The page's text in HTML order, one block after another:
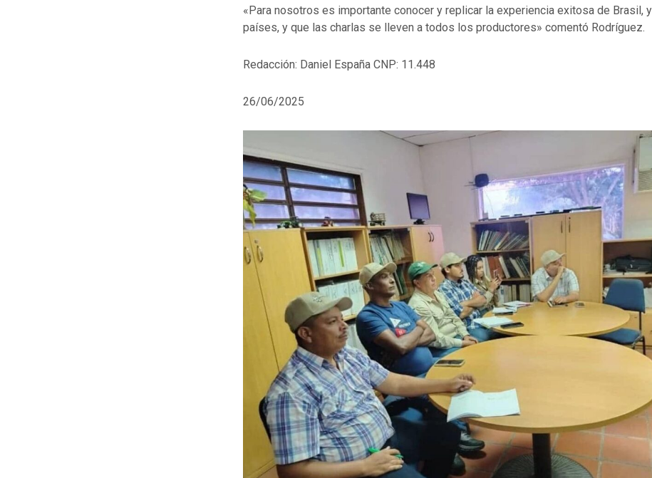
«Para nosotros es importante conocer y replicar la experiencia exitosa de Brasil,
países, y que las charlas se lleven a todos los productores» comentó Rodríguez.
Redacción: Daniel España CNP: 11.448
26/06/2025